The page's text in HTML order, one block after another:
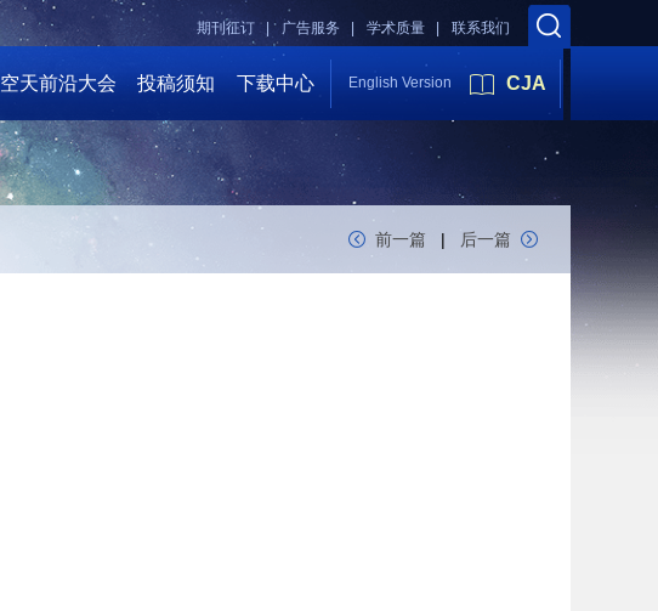
联系我们
学术质量 |
广告服务 |
期刊征订 |
空天前沿大会 投稿须知 下载中心 English Version CJA
前一篇 | 后一篇